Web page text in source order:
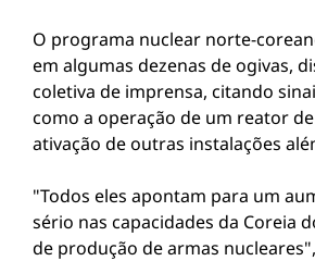
O programa nuclear norte-
em algumas dezenas de ogivas,
coletiva de imprensa, citando
como a operação de um reator
ativação de outras instalações
"Todos eles apontam para um
sério nas capacidades da Coreia
de produção de armas